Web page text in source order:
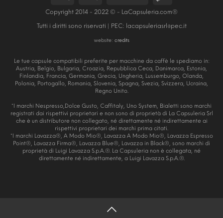
Copyright 2014 - 2022 © - LaCapsuleria.com®
Tutti i diritti sono riservati | PEC: lacapsuleriasrl@pec.it
website: credits
Le tue capsule compatibili preferite per macchine da caffè le spediamo in:
Austria, Belgio, Bulgaria, Croazia, Repubblica Ceca, Danimarca, Estonia,
Finlandia, Francia, Germania, Grecia, Ungheria, Lussemburgo, Olanda,
Polonia, Portogallo, Romania, Slovenia, Spagna, Svezia, Svizzera, Ucraina,
Regno Unito.
*I marchi Nespresso,Dolce Gusto, Caffitaly, Uno System, Bialetti sono marchi
registrati dai rispettivi proprietari e non sono di proprietà di La Capsuleria Srl
che è un distributore non collegato, né direttamente né indirettamente ai
rispettivi proprietari dei marchi prima citati.
*I marchi Lavazza®, A Modo Mio®, Lavazza A Modo Mio®, Lavazza Espresso
Point®, Lavazza Firma®, Lavazza Blue®, Lavazza in Black®, sono marchi di
proprietà di Luigi Lavazza S.p.A.®. La Capsuleria non è collegata, né
direttamente né indirettamente, a Luigi Lavazza S.p.A.®.